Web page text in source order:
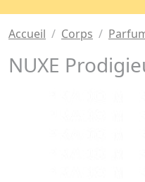
Accueil Corps
NUXE